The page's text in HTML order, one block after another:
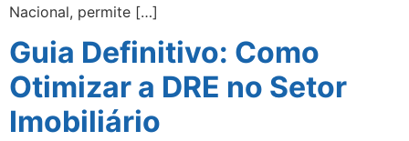
Nacional, permite […]
Guia Definitivo: Como
Otimizar a DRE no Setor
Imobiliário